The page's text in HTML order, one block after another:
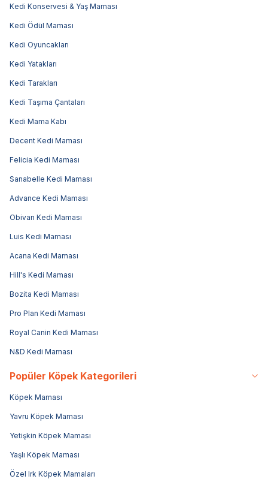
Kedi Konservesi & Yaş Maması
Kedi Ödül Maması
Kedi Oyuncakları
Kedi Yatakları
Kedi Tarakları
Kedi Taşıma Çantaları
Kedi Mama Kabı
Decent Kedi Maması
Felicia Kedi Maması
Sanabelle Kedi Maması
Advance Kedi Maması
Obivan Kedi Maması
Luis Kedi Maması
Acana Kedi Maması
Hill's Kedi Maması
Bozita Kedi Maması
Pro Plan Kedi Maması
Royal Canin Kedi Maması
N&D Kedi Maması
Popüler Köpek Kategorileri
Köpek Maması
Yavru Köpek Maması
Yetişkin Köpek Maması
Yaşlı Köpek Maması
Özel Irk Köpek Mamaları